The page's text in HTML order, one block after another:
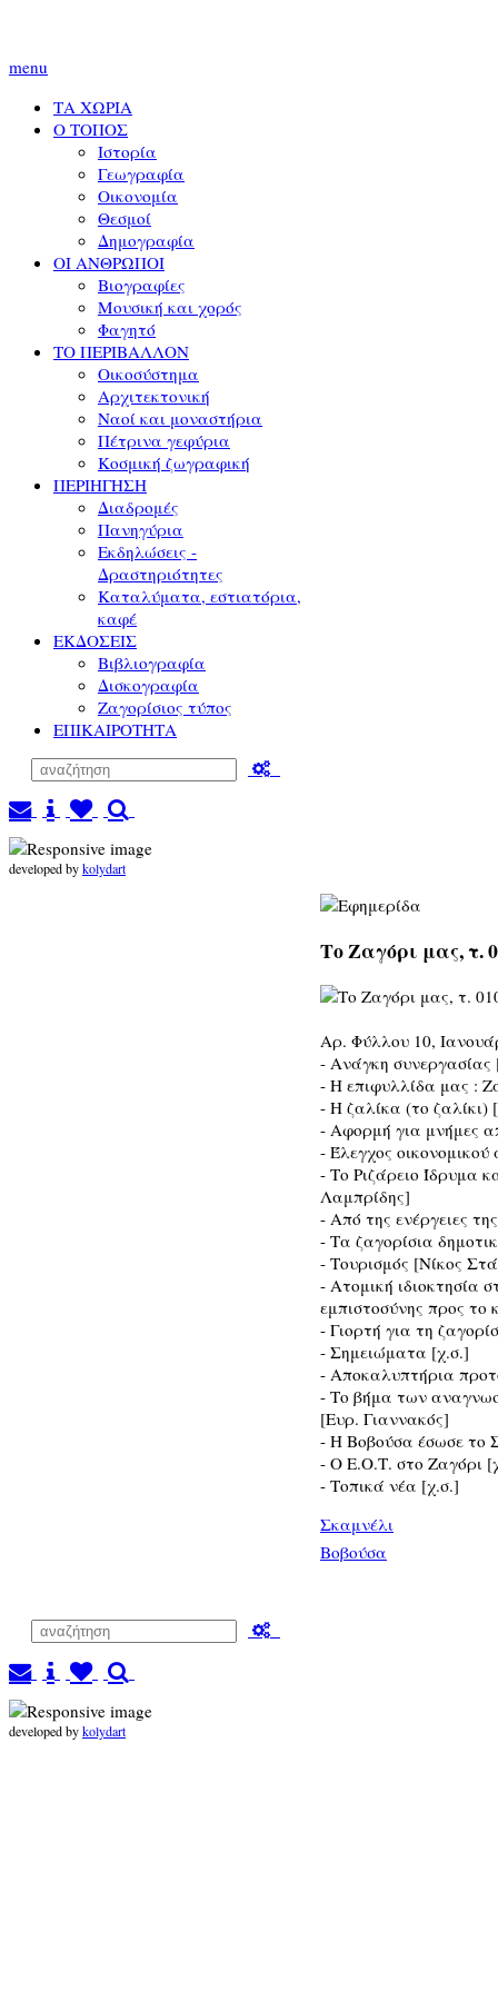
menu
ΤΑ ΧΩΡΙΑ
Ο ΤΟΠΟΣ
Ιστορία
Γεωγραφία
Οικονομία
Θεσμοί
Δημογραφία
ΟΙ ΑΝΘΡΩΠΟΙ
Βιογραφίες
Μουσική και χορός
Φαγητό
ΤΟ ΠΕΡΙΒΑΛΛΟΝ
Οικοσύστημα
Αρχιτεκτονική
Ναοί και μοναστήρια
Πέτρινα γεφύρια
Κοσμική ζωγραφική
ΠΕΡΙΗΓΗΣΗ
Διαδρομές
Πανηγύρια
Εκδηλώσεις -
Δραστηριότητες
Καταλύματα, εστιατόρια,
καφέ
ΕΚΔΟΣΕΙΣ
Βιβλιογραφία
Δισκογραφία
Ζαγορίσιος τύπος
ΕΠΙΚΑΙΡΟΤΗΤΑ
developed bykolydart
Το Ζαγόρι μας, τ.
Αρ. Φύλλου 10,
- Ανάγκη συνεργασίας
- Η επιφυλλίδα μας :
- Η ζαλίκα (το
- Αφορμή για μνήμες
- Έλεγχος
- Το Ριζάρειο Ίδρυμα
Λαμπρίδης]
- Από της ενέργειες
- Τα ζαγορίσια
- Τουρισμός [Νίκος
- Ατομική ιδιοκτησία
εμπιστοσύνης προς
- Γιορτή για τη
- Σημειώματα [χ.σ.]
- Αποκαλυπτήρια
- Το βήμα των
[Ευρ. Γιαννακός]
- Η Βοβούσα έσωσε το
- Ο Ε.Ο.Τ. στο Ζαγόρι
- Τοπικά νέα [χ.σ.]
Σκαμνέλι
Βοβούσα
developed bykolydart